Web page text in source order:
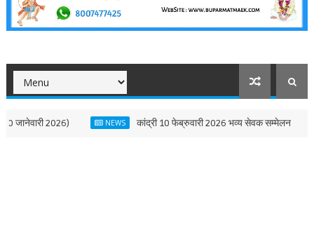
NEWS कांद्री 10 फेब्रुवारी 2026 भव्य सेवक सम्मेलन NEWS मोहाडी